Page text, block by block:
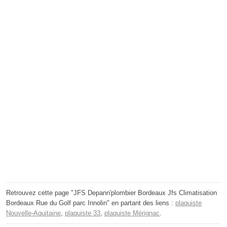
Retrouvez cette page "JFS Depann'plombier Bordeaux Jfs Climatisation
Bordeaux Rue du Golf parc Innolin" en partant des liens : plaquiste
Nouvelle-Aquitaine, plaquiste 33, plaquiste Mérignac.